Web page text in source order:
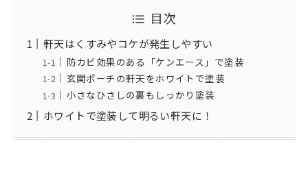
目次
軒天はくすみやコケが発生しやすい
防カビ効果のある「ケンエース」で塗装
玄関ポーチの軒天をホワイトで塗装
小さなひさしの裏もしっかり塗装
ホワイトで塗装して明るい軒天に！